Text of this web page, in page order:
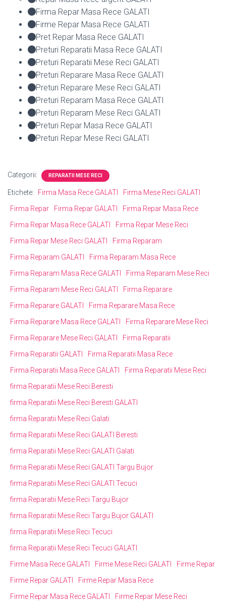
Firma Repar Masa Rece GALATI
Firme Repar Masa Rece GALATI
Pret Repar Masa Rece GALATI
Preturi Reparatii Masa Rece GALATI
Preturi Reparatii Mese Reci GALATI
Preturi Reparare Masa Rece GALATI
Preturi Reparare Mese Reci GALATI
Preturi Reparam Masa Rece GALATI
Preturi Reparam Mese Reci GALATI
Preturi Repar Masa Rece GALATI
Preturi Repar Mese Reci GALATI
Categorii: REPARATII MESE RECI
Etichete: Firma Masa Rece GALATI
Firma Mese Reci GALATI
Firma Repar
Firma Repar GALATI
Firma Repar Masa Rece
Firma Repar Masa Rece GALATI
Firma Repar Mese Reci
Firma Repar Mese Reci GALATI
Firma Reparam
Firma Reparam GALATI
Firma Reparam Masa Rece
Firma Reparam Masa Rece GALATI
Firma Reparam Mese Reci
Firma Reparam Mese Reci GALATI
Firma Reparare
Firma Reparare GALATI
Firma Reparare Masa Rece
Firma Reparare Masa Rece GALATI
Firma Reparare Mese Reci
Firma Reparare Mese Reci GALATI
Firma Reparatii
Firma Reparatii GALATI
Firma Reparatii Masa Rece
Firma Reparatii Masa Rece GALATI
Firma Reparatii Mese Reci
firma Reparatii Mese Reci Beresti
firma Reparatii Mese Reci Beresti GALATI
firma Reparatii Mese Reci Galati
firma Reparatii Mese Reci GALATI Beresti
firma Reparatii Mese Reci GALATI Galati
firma Reparatii Mese Reci GALATI Targu Bujor
firma Reparatii Mese Reci GALATI Tecuci
firma Reparatii Mese Reci Targu Bujor
firma Reparatii Mese Reci Targu Bujor GALATI
firma Reparatii Mese Reci Tecuci
firma Reparatii Mese Reci Tecuci GALATI
Firme Masa Rece GALATI
Firme Mese Reci GALATI
Firme Repar
Firme Repar GALATI
Firme Repar Masa Rece
Firme Repar Masa Rece GALATI
Firme Repar Mese Reci